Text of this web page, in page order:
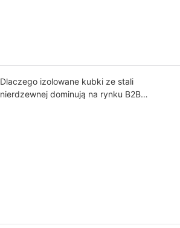
Dlaczego izolowane kubki ze stali
nierdzewnej dominują na rynku B2B